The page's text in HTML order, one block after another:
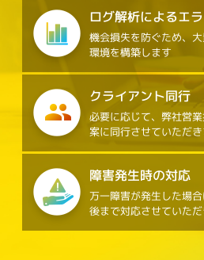
ログ解析によるエ
機会損失を防ぐため、
環境を構築します
クライアント同行
必要に応じて、弊社営
案に同行させていただき
障害発生時の対応
万一障害が発生した場
後まで対応させていただ